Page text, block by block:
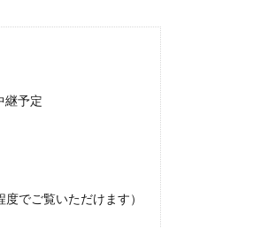
継予定
でご覧いただけます）